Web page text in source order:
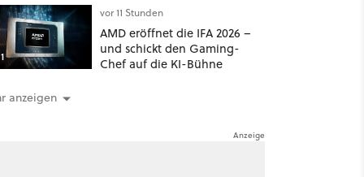
Japan: Der Blick auf über
1.200 Kommentare zeigt,
dass es nicht so einfach ist
vor 11 Stunden
AMD eröffnet die IFA 2026 –
und schickt den Gaming-
Chef auf die KI-Bühne
anzeigen